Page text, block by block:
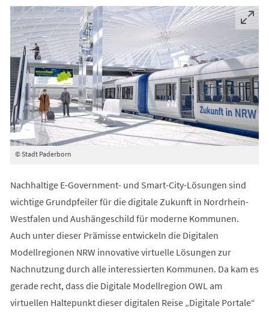
© Stadt Paderborn
Nachhaltige E-Government- und Smart-City-Lösungen sind
wichtige Grundpfeiler für die digitale Zukunft in Nordrhein-
Westfalen und Aushängeschild für moderne Kommunen.
Auch unter dieser Prämisse entwickeln die Digitalen
Modellregionen NRW innovative virtuelle Lösungen zur
Nachnutzung durch alle interessierten Kommunen. Da kam es
gerade recht, dass die Digitale Modellregion OWL am
virtuellen Haltepunkt dieser digitalen Reise „Digitale Portale“